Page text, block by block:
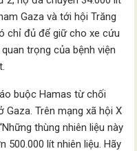
Gaza và tới hội Trăng
chỉ đủ để giữ cho xe cứu
trọng của bệnh viện
buộc Hamas từ chối
Trên mạng xã hội X
thùng nhiên liệu này
500.000 lít nhiên liệu. Hãy